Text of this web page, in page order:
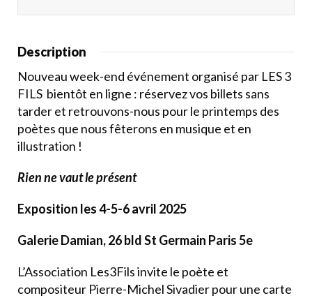
Description
Nouveau week-end événement organisé par LES 3
FILS bientôt en ligne : réservez vos billets sans
tarder et retrouvons-nous pour le printemps des
poètes que nous fêterons en musique et en
illustration !
Rien ne vaut le présent
Exposition les 4-5-6 avril 2025
Galerie Damian, 26 bld St Germain Paris 5e
L’Association Les3Fils invite le poète et
compositeur Pierre-Michel Sivadier pour une carte